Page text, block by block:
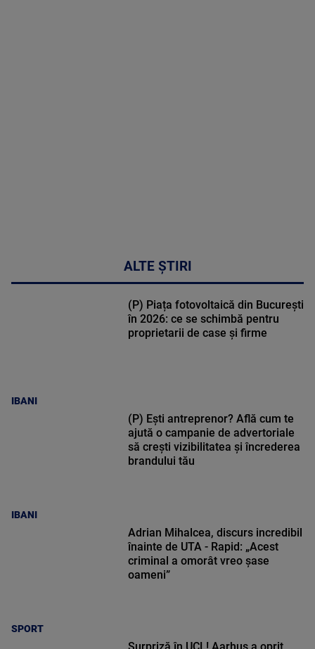
ALTE ȘTIRI
IBANI
(P) Piața fotovoltaică din București
în 2026: ce se schimbă pentru
proprietarii de case și firme
IBANI
(P) Ești antreprenor? Află cum te
ajută o campanie de advertoriale
să crești vizibilitatea și încrederea
brandului tău
SPORT
Adrian Mihalcea, discurs incredibil
înainte de UTA - Rapid: „Acest
criminal a omorât vreo șase
oameni”